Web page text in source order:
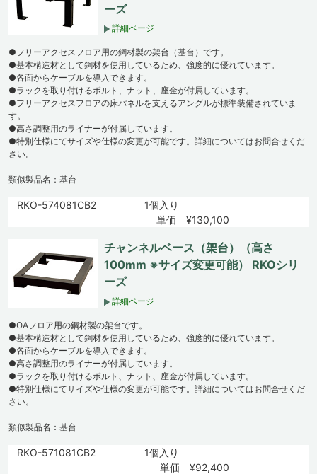
ーズ
詳細ページ
●フリーアクセスフロア用の鋼材製の架台（基台）です。
●基本構造材として鋼材を使用しているため、強度的に優れています。
●各面からケーブルを導入できます。
●ラックを取り付けるボルト、ナット、座金が付属しています。
●フリーアクセスフロアの床パネルを支えるアングルが標準装備されていま
す。
●高さ調整用のライナーが付属しています。
●特別仕様にてサイズや仕様の変更が可能です。詳細についてはお問合せくだ
さい。
類似製品名：基台
RKO-574081CB2
1個入り
単価 ¥130,100
チャンネルベース（架台）（高さ
100mm ※サイズ変更可能） RKOシリ
ーズ
詳細ページ
●OAフロア用の鋼材製の架台です。
●基本構造材として鋼材を使用しているため、強度的に優れています。
●各面からケーブルを導入できます。
●高さ調整用のライナーが付属しています。
●ラックを取り付けるボルト、ナット、座金が付属しています。
●特別仕様にてサイズや仕様の変更が可能です。詳細についてはお問合せくだ
さい。
類似製品名：基台
RKO-571081CB2
1個入り
単価 ¥92,400